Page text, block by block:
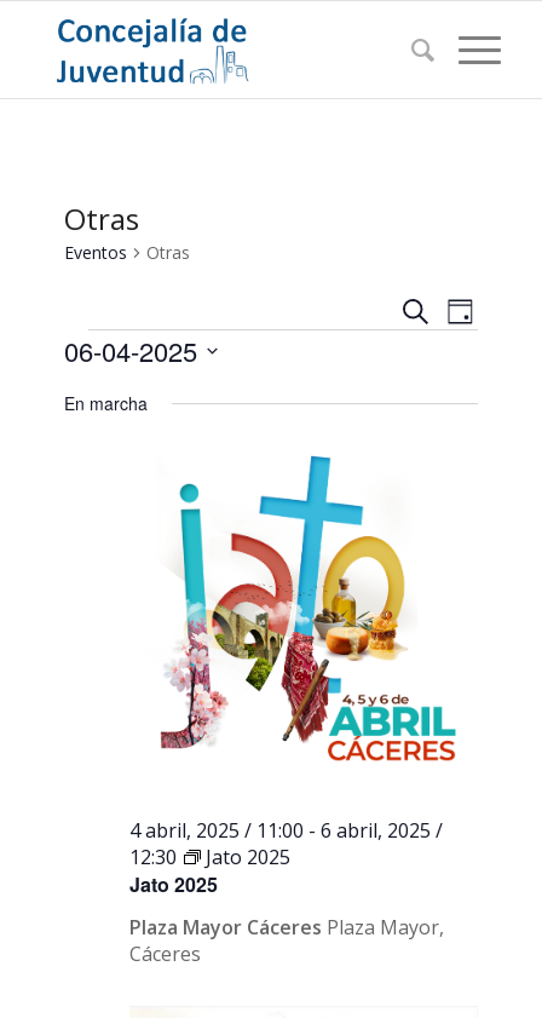
Otras
Eventos Otras
y
Buscar
de
Evento
Día
Eventos
06-04-2025
fecha.
En marcha
Jato 2025
4 abril, 2025 / 11:00 -6 abril, 2025 /
12:30
Jato 2025
Plaza Mayor Cáceres Plaza Mayor,
Cáceres